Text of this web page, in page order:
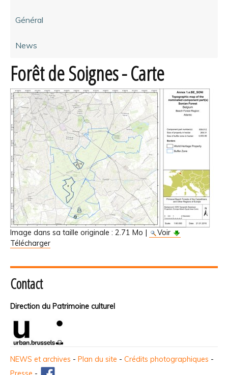
Général
News
Forêt de Soignes - Carte
Image dans sa taille originale : 2.71 Mo |
Voir
Télécharger
Contact
Direction du Patrimoine culturel
NEWS et archives - Plan du site - Crédits photographiques -